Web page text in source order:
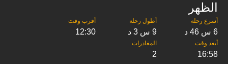
الظهر
6 س 46 د 9 س 3 د 12:30
16:58
2